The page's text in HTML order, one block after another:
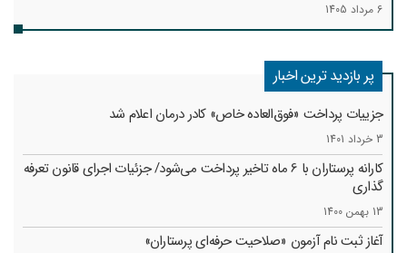
6 مرداد 1405
پر بازدید ترین اخبار
جزییات پرداخت «فوق‌العاده خاص» کادر درمان اعلام شد
3 خرداد 1401
کارانه‌ پرستاران با 6 ماه تاخیر پرداخت می‌شود/ جزئیات اجرای قانون تعرفه
گذاری
13 بهمن 1400
آغاز ثبت نام آزمون «صلاحیت حرفه‌ای پرستاران»